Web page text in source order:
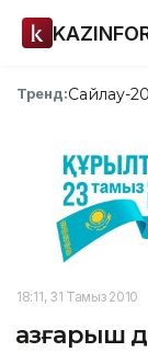
Тренд:Сайлау-
18:11, 31 Тамыз 2010
Қазғарыш